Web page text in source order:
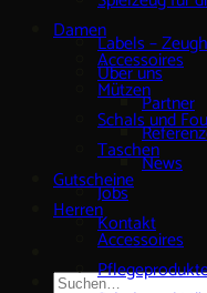
Labels –
Über uns
Partner
News
Jobs
Kontakt
Suche
Damen
Accessoires
Mützen
Schals und
Taschen
Gutscheine
Herren
Accessoires